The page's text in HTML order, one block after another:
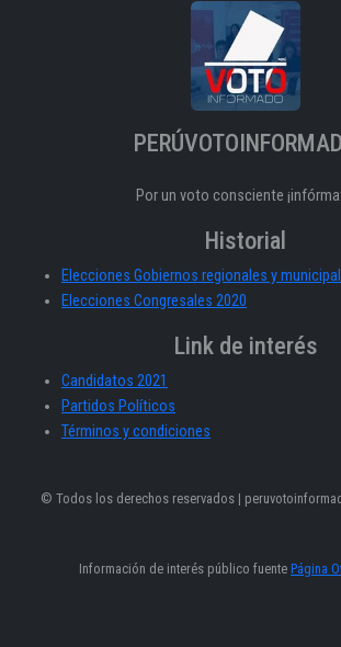
Por un voto consciente
Historial
Elecciones Gobiernos regionales y
Elecciones Congresales 2020
Link de interés
Candidatos 2021
Partidos Políticos
Términos y condiciones
© Todos los derechos reservados |
Información de interés público fuente Página